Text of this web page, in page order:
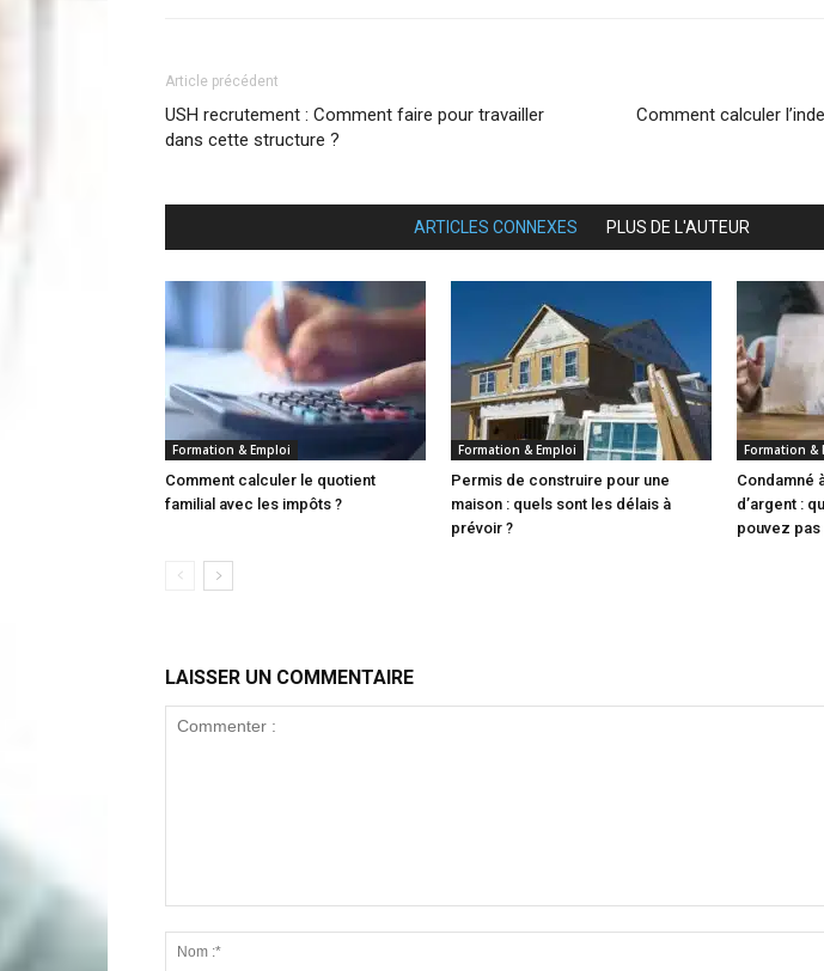
Article précédent
USH recrutement : Comment faire pour travailler
dans cette structure ?
Comment calculer
ARTICLES CONNEXES PLUS DE L'AUTEUR
Formation & Emploi
Comment calculer le quotient
familial avec les impôts ?
Formation & Emploi
Permis de construire pour une
maison : quels sont les délais à
prévoir ?
Formation &
Condamné
d’argent :
pouvez pas
LAISSER UN COMMENTAIRE